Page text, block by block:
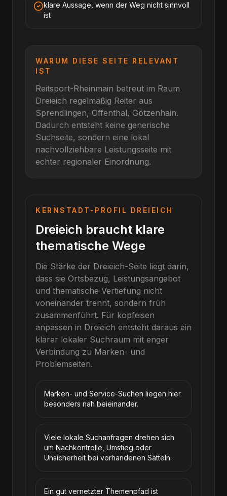
klare Aussage, wenn der Weg nicht sinnvoll
ist
WARUM DIESE SEITE RELEVANT
IST
Reitsport-Rheinmain betreut im Raum
Dreieich regelmäßig Reiter aus
Sprendlingen, Offenthal, Götzenhain.
Dadurch entsteht keine generische
Suchseite, sondern eine lokal
nachvollziehbare Leistungsseite mit
echter regionaler Einordnung.
KERNSTADT-PROFIL DREIEICH
Dreieich braucht klare
thematische Wege
Die Stärke der Dreieich-Seite liegt darin,
dass sie Ortsbezug, Leistungsangebot
und thematische Vertiefung nicht
voneinander trennt, sondern früh
zusammenführt. Für kopfeisen
anpassen in Dreieich entsteht daraus ein
klarer lokaler Suchraum mit enger
Verbindung zu Marken- und
Problemseiten.
Marken- und Service-Suchen liegen hier
besonders nah beieinander.
Viele lokale Suchanfragen drehen sich
um Nachkontrolle, Umstieg oder
Unsicherheit bei vorhandenen Sätteln.
Ein gut vernetzter Themenpfad ist